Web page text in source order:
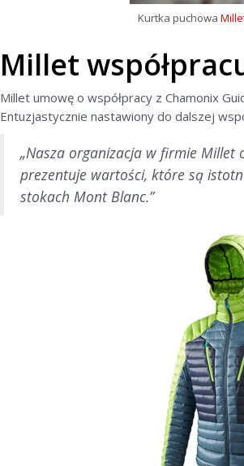
Kurtka puchowa
Millet
Millet umowę o współpracy z Chamonix
Entuzjastycznie nastawiony do dalszej
„Nasza organizacja w firmie
prezentuje wartości, które są
stokach Mont Blanc.”